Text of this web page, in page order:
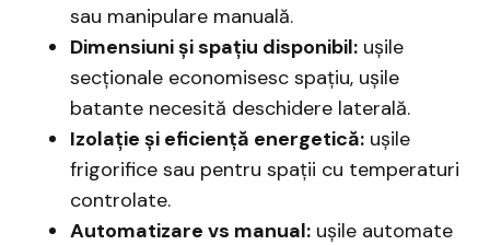
sau manipulare manuală.
Dimensiuni și spațiu disponibil: ușile
secționale economisesc spațiu, ușile
batante necesită deschidere laterală.
Izolație și eficiență energetică: ușile
frigorifice sau pentru spații cu temperaturi
controlate.
Automatizare vs manual: ușile automate